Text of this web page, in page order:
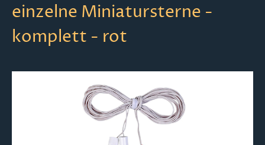
einzelne Miniatursterne -
komplett - rot